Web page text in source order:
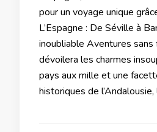
pour un voyage unique
L’Espagne : De Séville à
inoubliable Aventures sans
dévoilera les charmes
pays aux mille et une
historiques de